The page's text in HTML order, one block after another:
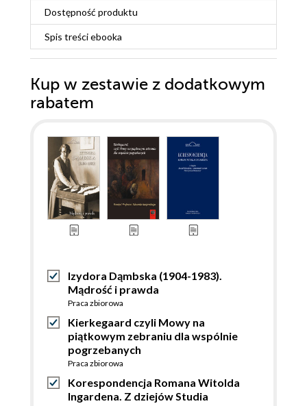
Dostępność produktu
Spis treściebooka
Kup w zestawie z dodatkowym
rabatem
Izydora Dąmbska (1904-1983).
Mądrość i prawda
Praca zbiorowa
Kierkegaard czyli Mowy na
piątkowym zebraniu dla wspólnie
pogrzebanych
Praca zbiorowa
Korespondencja Romana Witolda
Ingardena. Z dziejów Studia